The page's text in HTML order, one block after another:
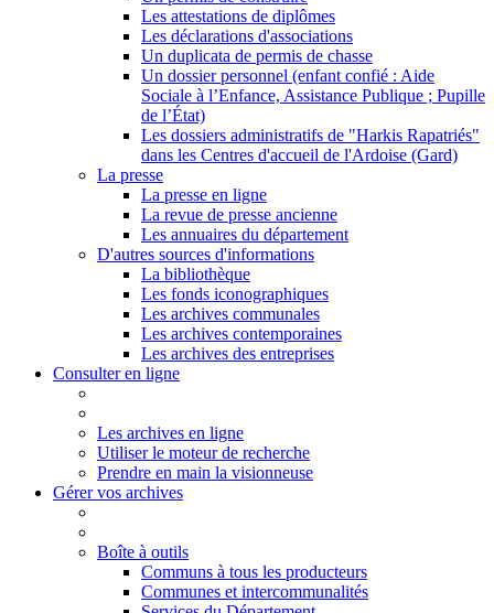
Les attestations de diplômes
Les déclarations d'associations
Un duplicata de permis de chasse
Un dossier personnel (enfant confié : Aide
Sociale à l’Enfance, Assistance Publique ; Pupille
de l’État)
Les dossiers administratifs de "Harkis Rapatriés"
dans les Centres d'accueil de l'Ardoise (Gard)
La presse
La presse en ligne
La revue de presse ancienne
Les annuaires du département
D'autres sources d'informations
La bibliothèque
Les fonds iconographiques
Les archives communales
Les archives contemporaines
Les archives des entreprises
Consulter en ligne
Les archives en ligne
Utiliser le moteur de recherche
Prendre en main la visionneuse
Gérer vos archives
Boîte à outils
Communs à tous les producteurs
Communes et intercommunalités